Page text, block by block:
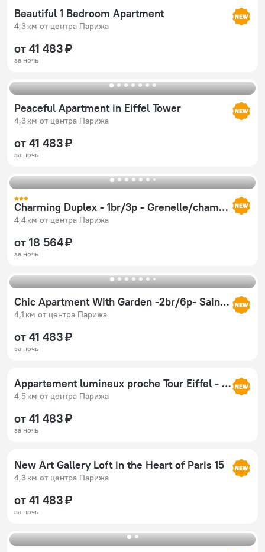
Beautiful 1 Bedroom Apartment
4,3 км от центра Парижа
от 41 483 ₽
за ночь
Peaceful Apartment in Eiffel Tower
4,3 км от центра Парижа
от 41 483 ₽
за ночь
Charming Duplex - 1br/3p - Grenelle/champs-de-mars
4,4 км от центра Парижа
от 18 564 ₽
за ночь
Chic Apartment With Garden -2br/6p- Saint-lambert
4,1 км от центра Парижа
от 41 483 ₽
за ночь
Appartement lumineux proche Tour Eiffel - Parc Expo
4,5 км от центра Парижа
от 41 483 ₽
за ночь
New Art Gallery Loft in the Heart of Paris 15
4,3 км от центра Парижа
от 41 483 ₽
за ночь